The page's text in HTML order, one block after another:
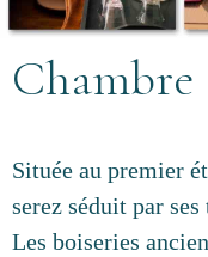
Située au premier
serez séduit par
Les boiseries